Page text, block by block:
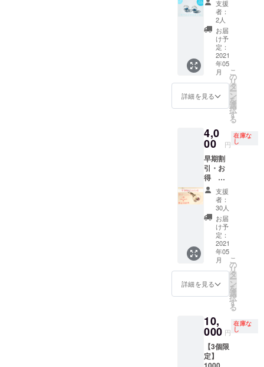
の大き
さ 直
径：約
10㎜
税込 ・
お礼の
手紙 ・
サファ
イア入
りガラ
スドー
チャー
ム ※宝
石の大
品によ
り異な
りま
す。 ◆
製品情
報 ガ
ラス
ドーム
の大き
さ 直
径：約
10㎜
支援
者：
2人
お届
け予
定：
2021
年05
月
詳細を見る
こ
の
リ
タ
ー
ン
を
選
択
す
る
4,0
00 円
在庫な
し
早期割
引・お
得
送料・
税込み
4000円
・お礼
の手紙
・宝石
入りガ
ラス
ドーム
スト
ラップ
内容：
ル
ビー・
サファ
イア・
アイオ
支援
者：
30人
お届
け予
定：
2021
年05
月
詳細を見る
こ
の
リ
タ
ー
ン
を
選
択
す
る
10,
000 円
在庫な
し
【3個限
定】